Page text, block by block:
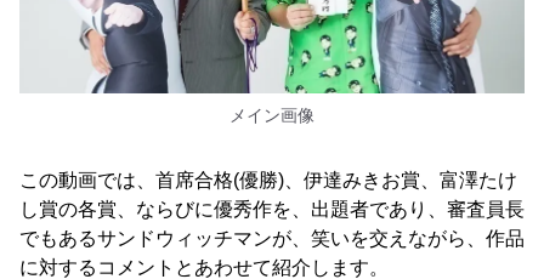
メイン画像
この動画では、首席合格(優勝)、伊達みきお賞、富澤たけ
し賞の各賞、ならびに優秀作を、出題者であり、審査員長
でもあるサンドウィッチマンが、笑いを交えながら、作品
に対するコメントとあわせて紹介します。